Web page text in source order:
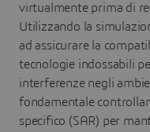
virtualmente prima di
Utilizzando la
ad assicurare la
tecnologie indossabili
interferenze negli
fondamentale
specifico (SAR) per